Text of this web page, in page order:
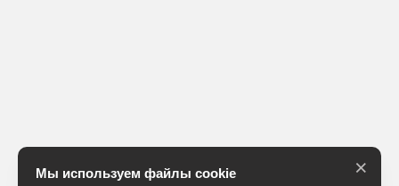
Мы используем файлы cookie ×